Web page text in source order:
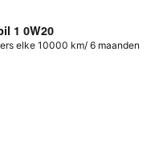
1 0W20
elke 10000 km/ 6 maanden